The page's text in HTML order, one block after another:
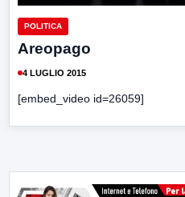
POLITICA
Areopago
4 LUGLIO 2015
[embed_video id=26059]